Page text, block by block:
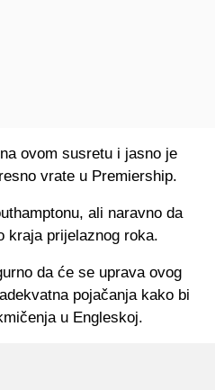
ovom susretu i jasno je
vrate u Premiership.
ali naravno da
kraja prijelaznog roka.
da će se uprava ovog
pojačanja kako bi
u Engleskoj.